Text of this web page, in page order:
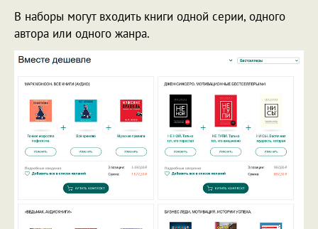
В наборы могут входить книги одной серии, одного
автора или одного жанра.